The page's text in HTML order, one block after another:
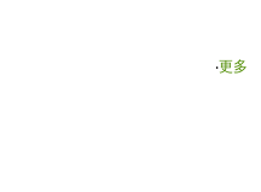
‧更多